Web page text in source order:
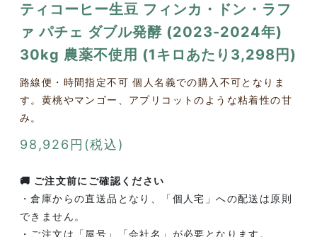
ティコーヒー生豆 フィンカ・ドン・ラフ
ァ パチェ ダブル発酵 (2023-2024年)
30kg 農薬不使用 (1キロあたり3,298円)
路線便・時間指定不可 個人名義での購入不可となりま
す。黄桃やマンゴー、アプリコットのような粘着性の甘
み。
98,926円(税込)
🚚 ご注文前にご確認ください
・倉庫からの直送品となり、「個人宅」への配送は原則
できません。
・ご注文は「屋号」「会社名」が必要となります。